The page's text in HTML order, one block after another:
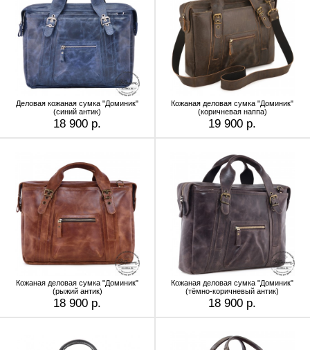
Деловая кожаная сумка "Доминик"
(синий антик)
18 900 р.
Кожаная деловая сумка "Доминик"
(коричневая наппа)
19 900 р.
Кожаная деловая сумка "Доминик"
(рыжий антик)
18 900 р.
Кожаная деловая сумка "Доминик"
(тёмно-коричневый антик)
18 900 р.